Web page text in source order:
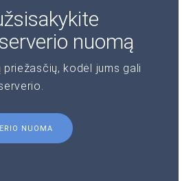
nuomą
kodėl jums gali
NUOMA